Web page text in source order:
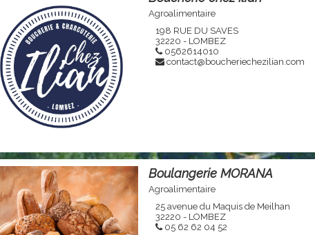
Agroalimentaire
198 RUE DU SAVES
32220 - LOMBEZ
0562614010
contact@boucheriechezilian.com
Boulangerie MORANA
Agroalimentaire
25 avenue du Maquis de Meilhan
32220 - LOMBEZ
05 62 62 04 52